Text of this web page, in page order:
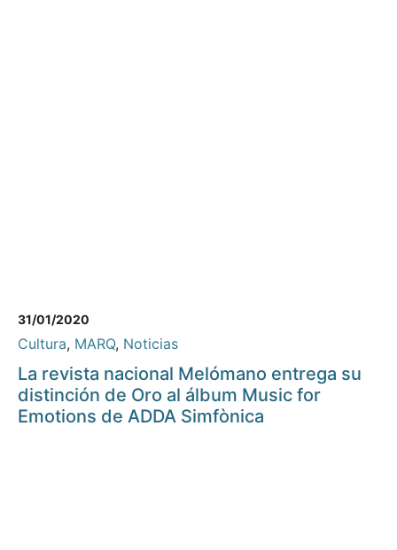
31/01/2020
Cultura, MARQ, Noticias
La revista nacional Melómano entrega su
distinción de Oro al álbum Music for
Emotions de ADDA Simfònica